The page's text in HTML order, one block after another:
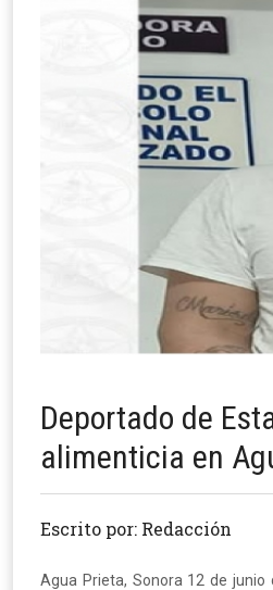
Deportado de
alimenticia en
Escrito por: Redacción
Agua Prieta, Sonora 12 de